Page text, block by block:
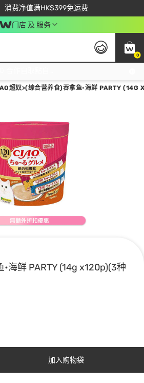
消费净值满HK$399免运费
为易赏钱会员尽享独家优惠
买满$450 输入 NEWAPP 即减$50
门店 及 服务
0
超奴>(综合营养食)吞拿鱼•海鲜 PARTY
海鲜 PARTY (14g x120p)(3种
加入购物袋